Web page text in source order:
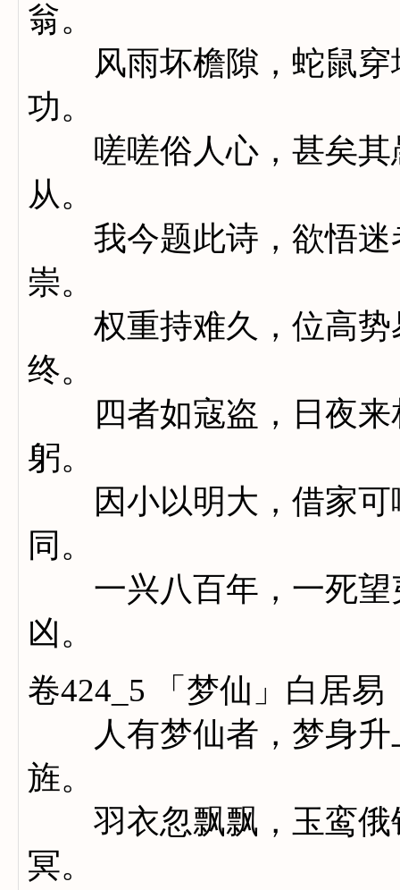
翁。
风雨坏檐隙，蛇鼠穿
功。
嗟嗟俗人心，甚矣其
从。
我今题此诗，欲悟迷
崇。
权重持难久，位高势
终。
四者如寇盗，日夜来
躬。
因小以明大，借家可
同。
一兴八百年，一死望
凶。
卷424_5 「梦仙」白居易
人有梦仙者，梦身升
旌。
羽衣忽飘飘，玉鸾俄
冥。